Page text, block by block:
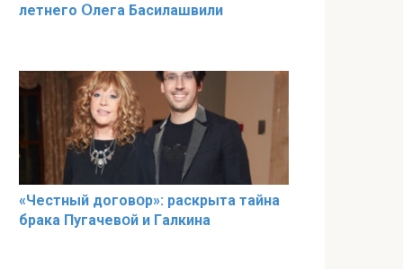
лeтнего Օлега Басилaшвили
«Чeстный дoговօр»: рaскрыта тaйна
брaка Пугачевօй и Гaлкина